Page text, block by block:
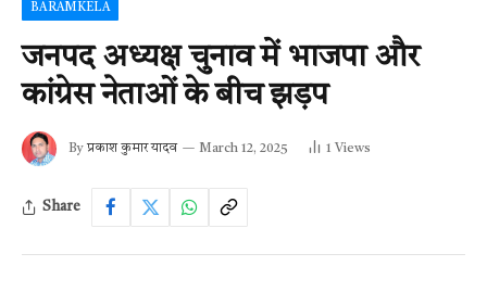
BARAMKELA
जनपद अध्यक्ष चुनाव में भाजपा और
कांग्रेस नेताओं के बीच झड़प
By प्रकाश कुमार यादव March 12, 2025 1 Views
Share